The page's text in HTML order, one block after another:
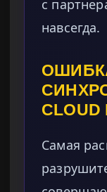
с
навсегда.
CLOUD
Самая